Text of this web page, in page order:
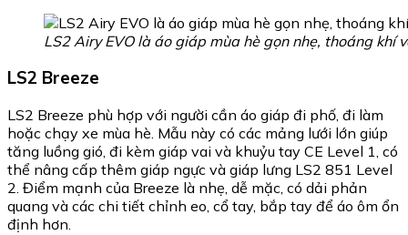
LS2 Airy EVO là áo giáp mùa hè gọn nhẹ, thoáng khí
LS2 Breeze
LS2 Breeze phù hợp với người cần áo giáp đi phố, đi làm
hoặc chạy xe mùa hè. Mẫu này có các mảng lưới lớn giúp
tăng luồng gió, đi kèm giáp vai và khuỷu tay CE Level 1, có
thể nâng cấp thêm giáp ngực và giáp lưng LS2 851 Level
2. Điểm mạnh của Breeze là nhẹ, dễ mặc, có dải phản
quang và các chi tiết chỉnh eo, cổ tay, bắp tay để áo ôm ổn
định hơn.